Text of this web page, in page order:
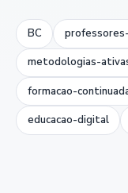
BC
metodologias-
formacao-
educacao-digital